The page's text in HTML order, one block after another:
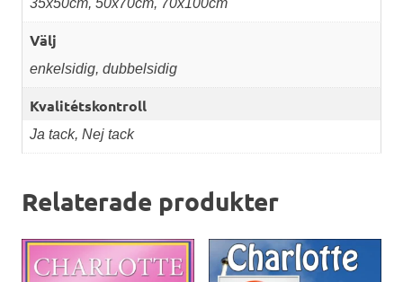
35x50cm, 50x70cm, 70x100cm
Välj
enkelsidig, dubbelsidig
Kvalitétskontroll
Ja tack, Nej tack
Relaterade produkter